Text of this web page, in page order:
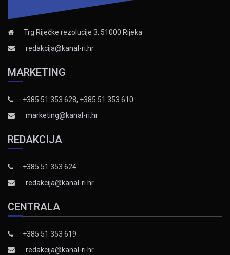
Trg Riječke rezolucije 3, 51000 Rijeka
redakcija@kanal-ri.hr
MARKETING
+385 51 353 628, +385 51 353 610
marketing@kanal-ri.hr
REDAKCIJA
+385 51 353 624
redakcija@kanal-ri.hr
CENTRALA
+385 51 353 619
redakcija@kanal-ri.hr